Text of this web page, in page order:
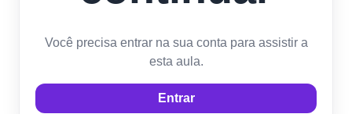
Você precisa entrar na sua conta para assistir a
esta aula.
Entrar